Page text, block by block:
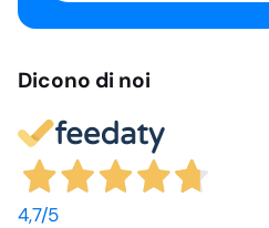
Dicono di noi
4,7/5